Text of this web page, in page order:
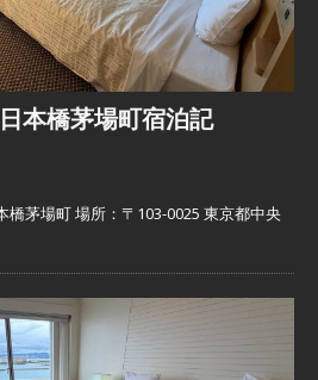
本橋茅場町宿泊記
茅場町 場所：〒103-0025 東京都中央